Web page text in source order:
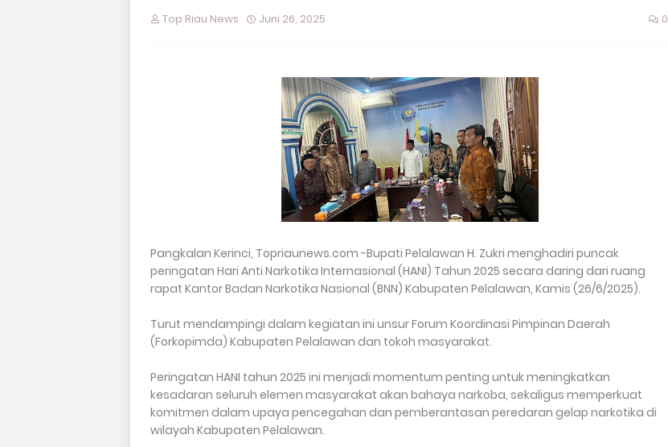
Top Riau News Juni 26, 2025 0
Pangkalan Kerinci, Topriaunews.com -Bupati Pelalawan H. Zukri menghadiri puncak
peringatan Hari Anti Narkotika Internasional (HANI) Tahun 2025 secara daring dari ruang
rapat Kantor Badan Narkotika Nasional (BNN) Kabupaten Pelalawan, Kamis (26/6/2025).
Turut mendampingi dalam kegiatan ini unsur Forum Koordinasi Pimpinan Daerah
(Forkopimda) Kabupaten Pelalawan dan tokoh masyarakat.
Peringatan HANI tahun 2025 ini menjadi momentum penting untuk meningkatkan
kesadaran seluruh elemen masyarakat akan bahaya narkoba, sekaligus memperkuat
komitmen dalam upaya pencegahan dan pemberantasan peredaran gelap narkotika di
wilayah Kabupaten Pelalawan.